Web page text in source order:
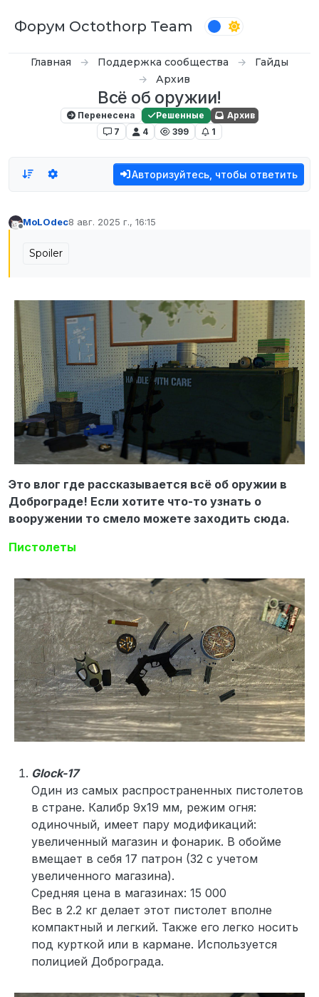
Форум Octothorp Team
Главная Поддержка сообщества
Гайды
Архив
Всё об оружии!
Перенесена Решенные
Архив
7
4 399 1
Авторизуйтесь, чтобы ответить
MoLOdec8 авг. 2025 г., 16:15
отредактировано
Spoiler
Это влог где рассказывается всё об оружии в
Доброграде! Если хотите что-то узнать о
вооружении то смело можете заходить сюда.
Пистолеты
Glock-17
Один из самых распространенных пистолетов
в стране. Калибр 9x19 мм, режим огня:
одиночный, имеет пару модификаций:
увеличенный магазин и фонарик. В обойме
вмещает в себя 17 патрон (32 с учетом
увеличенного магазина).
Средняя цена в магазинах: 15 000
Вес в 2.2 кг делает этот пистолет вполне
компактный и легкий. Также его легко носить
под курткой или в кармане. Используется
полицией Доброграда.